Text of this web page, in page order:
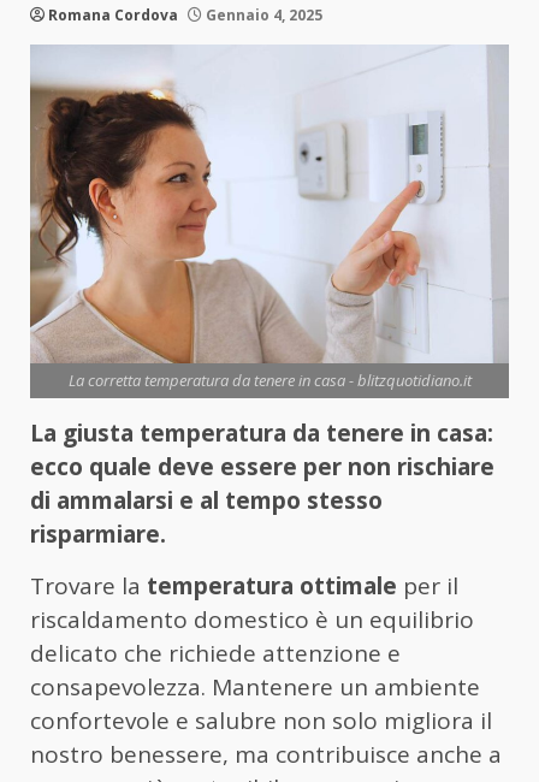
Romana Cordova Gennaio 4, 2025
La corretta temperatura da tenere in casa - blitzquotidiano.it
La giusta temperatura da tenere in casa:
ecco quale deve essere per non rischiare
di ammalarsi e al tempo stesso
risparmiare.
Trovare la temperatura ottimale per il
riscaldamento domestico è un equilibrio
delicato che richiede attenzione e
consapevolezza. Mantenere un ambiente
confortevole e salubre non solo migliora il
nostro benessere, ma contribuisce anche a